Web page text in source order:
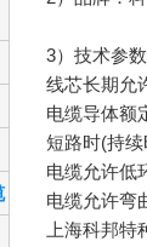
3）技术参数
线芯长期允
电缆导体额
短路时(持
电缆允许低
电缆允许弯
上海科邦